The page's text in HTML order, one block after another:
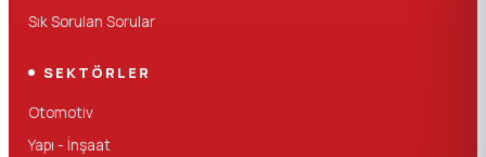
Sık Sorulan Sorular
SEKTÖRLER
Otomotiv
Yapı - İnşaat